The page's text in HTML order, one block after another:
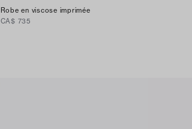
Robe en viscose imprimée
CA$ 735